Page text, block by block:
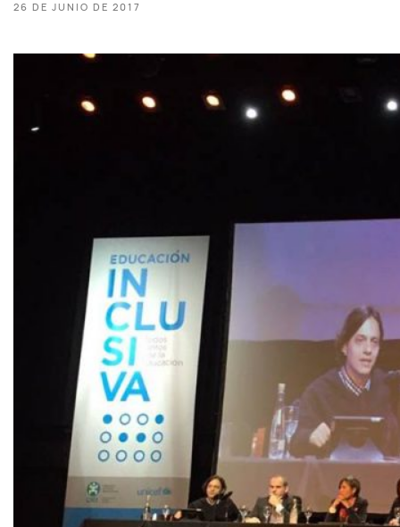
26 DE JUNIO DE 2017